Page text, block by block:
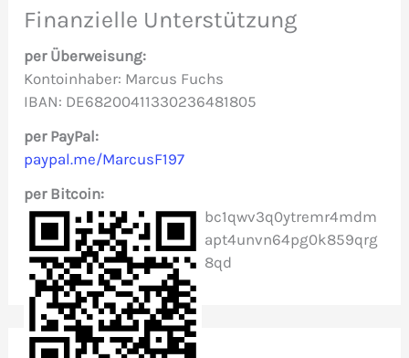
e
n
a
c
h
:
Finanzielle Unterstützung
per Überweisung:
Kontoinhaber: Marcus Fuchs
IBAN: DE68200411330236481805
per PayPal:
paypal.me/MarcusF197
per Bitcoin:
bc1qwv3q0ytremr4mdm
apt4unvn64pg0k859qrg
8qd